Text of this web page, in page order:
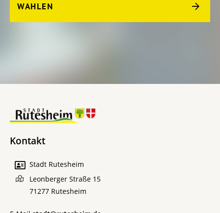
WAHLEN
Kontakt
Stadt Rutesheim
Leonberger Straße 15
71277 Rutesheim